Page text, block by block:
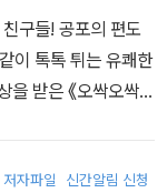
친구들! 공포의 편도
같이 톡톡 튀는 유쾌한
을 받은 《오싹오싹
저자파일 신간알림 신청